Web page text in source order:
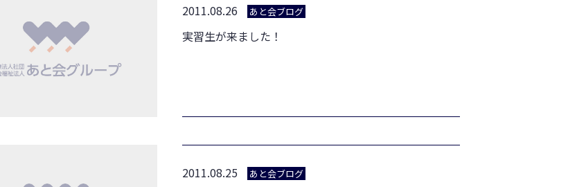
2011.08.26 あと会ブログ
実習生が来ました！
2011.08.25 あと会ブログ